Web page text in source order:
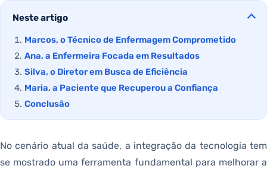
Neste artigo
Marcos, o Técnico de Enfermagem Comprometido
Ana, a Enfermeira Focada em Resultados
Silva, o Diretor em Busca de Eficiência
Maria, a Paciente que Recuperou a Confiança
Conclusão
No cenário atual da saúde, a integração da tecnologia tem
se mostrado uma ferramenta fundamental para melhorar a